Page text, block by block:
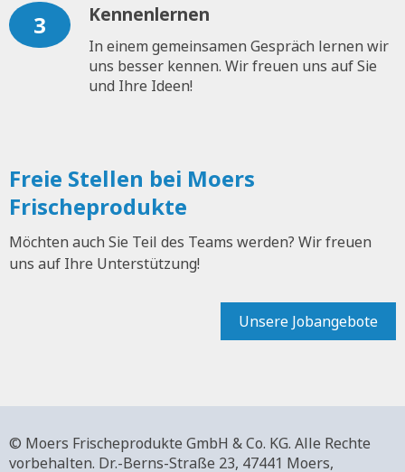
3 Kennenlernen
In einem gemeinsamen Gespräch lernen wir
uns besser kennen. Wir freuen uns auf Sie
und Ihre Ideen!
Freie Stellen bei Moers
Frischeprodukte
Möchten auch Sie Teil des Teams werden? Wir freuen
uns auf Ihre Unterstützung!
Unsere Jobangebote
© Moers Frischeprodukte GmbH & Co. KG. Alle Rechte
vorbehalten. Dr.-Berns-Straße 23, 47441 Moers,